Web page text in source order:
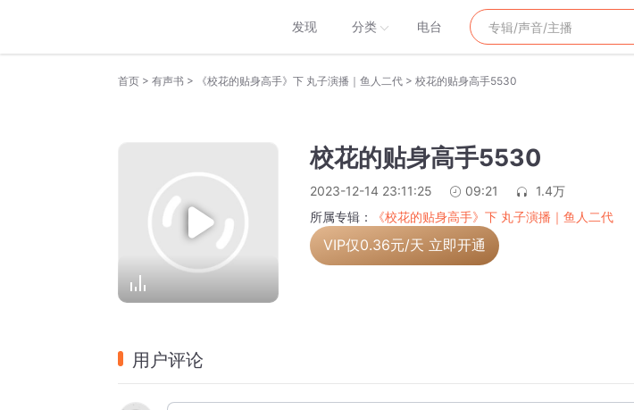
发现 分类 电台
首页 > 有声书 > 《校花的贴身高手》下 丸子演播｜鱼人二代 > 校花的贴身高手5530
校花的贴身高手5530
2023-12-14 23:11:25 09:21
1.4万
所属专辑：
《校花的贴身高手》下 丸子演播｜鱼人二代
VIP仅0.36元/天 立即开通
用户评论